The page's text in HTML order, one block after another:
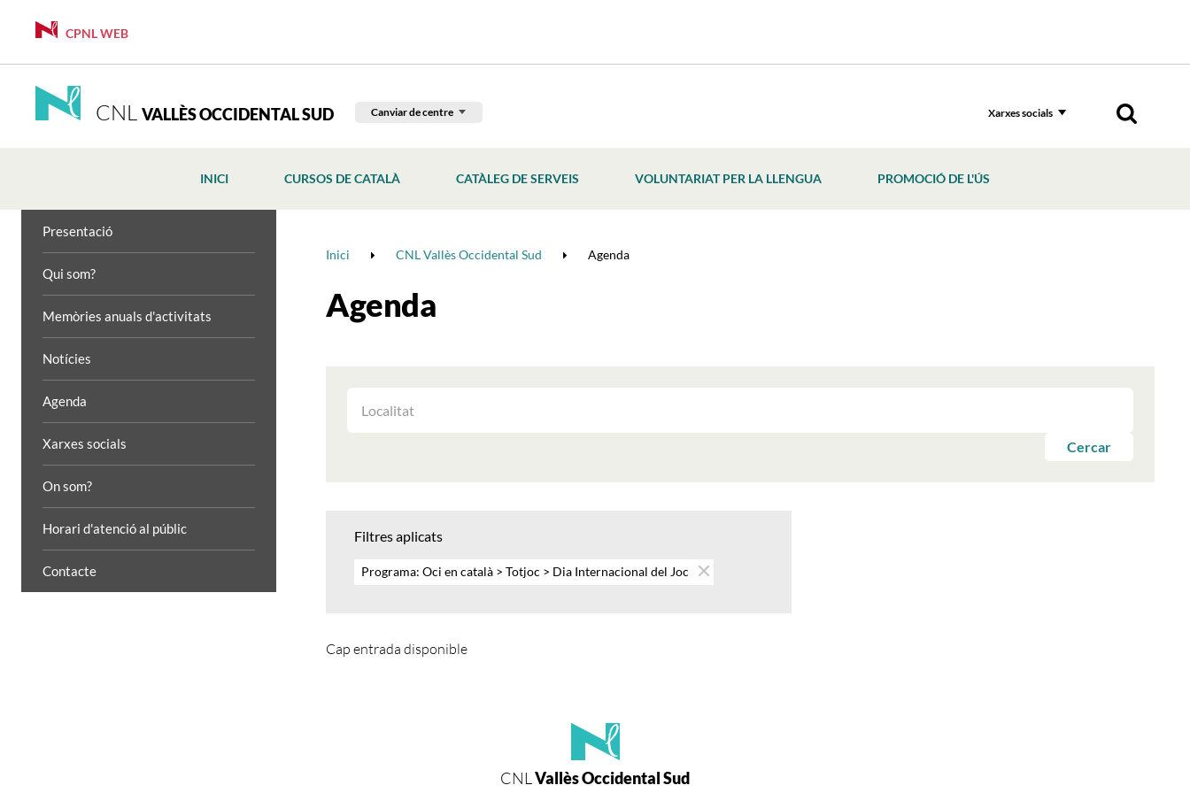
CPNL WEB
CNL VALLÈS OCCIDENTAL SUD Canviar de centre Xarxes socials
INICI CURSOS DE CATALÀ CATÀLEG DE SERVEIS VOLUNTARIAT PER LA LLENGUA PROMOCIÓ DE L'ÚS
Presentació
Qui som?
Memòries anuals d'activitats
Notícies
Agenda
Xarxes socials
On som?
Horari d'atenció al públic
Contacte
Inici CNL Vallès Occidental Sud Agenda
Agenda
LES
Cercar
Filtres aplicats
Programa: Oci en català > Totjoc > Dia Internacional del Joc
Cap entrada disponible
CNL Vallès Occidental Sud